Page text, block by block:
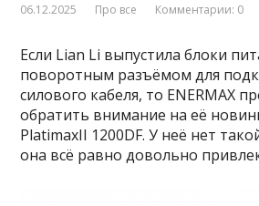
06.12.2025 Про все Комментарии: 0
Если Lian Li выпустила блоки
поворотным разъёмом для
силового кабеля, то ENERMAX
обратить внимание на её
PlatimaxII 1200DF. У неё нет
она всё равно довольно